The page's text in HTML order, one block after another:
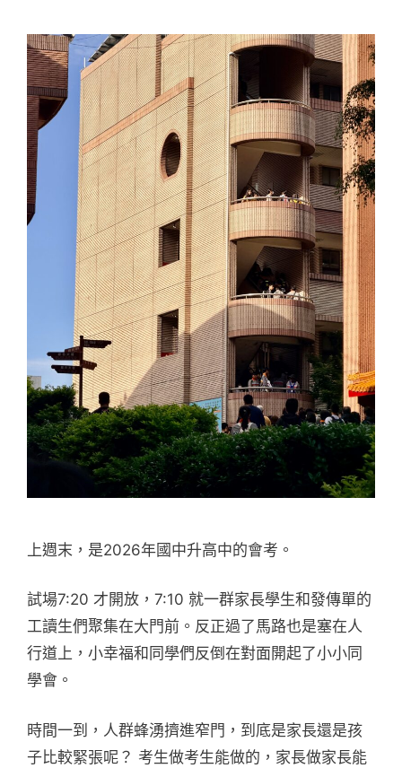
上週末，是2026年國中升高中的會考。
試場7:20 才開放，7:10 就一群家長學生和發傳單的
工讀生們聚集在大門前。反正過了馬路也是塞在人
行道上，小幸福和同學們反倒在對面開起了小小同
學會。
時間一到，人群蜂湧擠進窄門，到底是家長還是孩
子比較緊張呢？ 考生做考生能做的，家長做家長能